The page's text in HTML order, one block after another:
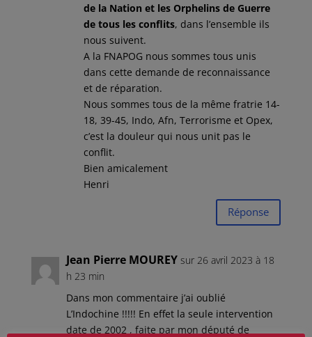
de la Nation et les Orphelins de Guerre
de tous les conflits, dans l’ensemble ils
nous suivent.
A la FNAPOG nous sommes tous unis
dans cette demande de reconnaissance
et de réparation.
Nous sommes tous de la même fratrie 14-
18, 39-45, Indo, Afn, Terrorisme et Opex,
c’est la douleur qui nous unit pas le
conflit.
Bien amicalement
Henri
Réponse
Jean Pierre MOUREY sur 26 avril 2023 à 18
h 23 min
Dans mon commentaire j’ai oublié
L’Indochine !!!!! En effet la seule intervention
date de 2002 , faite par mon député de